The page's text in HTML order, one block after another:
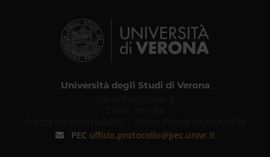
Università degli Studi di Verona
PEC ufficio.protocollo@pec.univr.it